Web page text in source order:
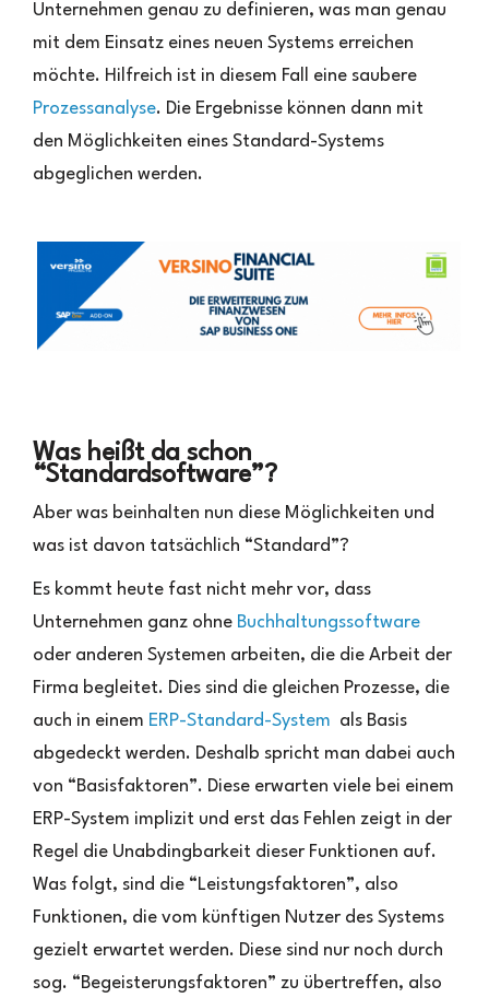
Unternehmen genau zu definieren, was man genau
mit dem Einsatz eines neuen Systems erreichen
möchte. Hilfreich ist in diesem Fall eine saubere
Prozessanalyse. Die Ergebnisse können dann mit
den Möglichkeiten eines Standard-Systems
abgeglichen werden.
Was heißt da schon
“Standardsoftware”?
Aber was beinhalten nun diese Möglichkeiten und
was ist davon tatsächlich “Standard”?
Es kommt heute fast nicht mehr vor, dass
Unternehmen ganz ohne Buchhaltungssoftware
oder anderen Systemen arbeiten, die die Arbeit der
Firma begleitet. Dies sind die gleichen Prozesse, die
auch in einem ERP-Standard-System als Basis
abgedeckt werden. Deshalb spricht man dabei auch
von “Basisfaktoren”. Diese erwarten viele bei einem
ERP-System implizit und erst das Fehlen zeigt in der
Regel die Unabdingbarkeit dieser Funktionen auf.
Was folgt, sind die “Leistungsfaktoren”, also
Funktionen, die vom künftigen Nutzer des Systems
gezielt erwartet werden. Diese sind nur noch durch
sog. “Begeisterungsfaktoren” zu übertreffen, also